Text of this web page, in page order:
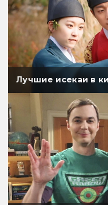
Лучшие исекаи в